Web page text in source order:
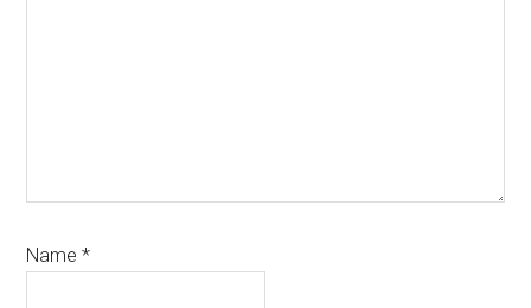
Name*